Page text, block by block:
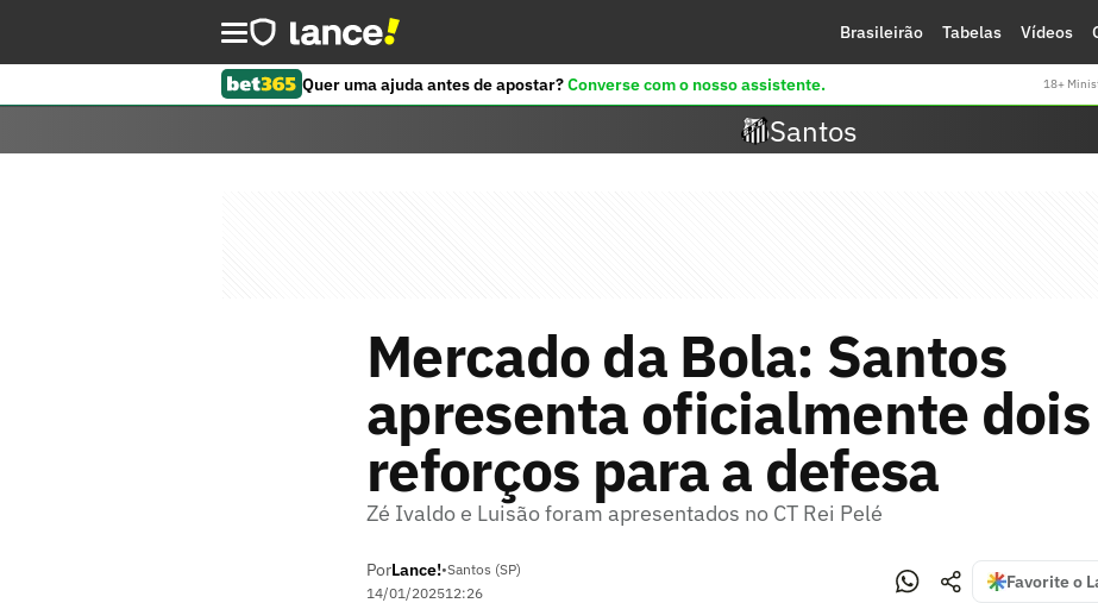
Brasileirão Tabelas Vídeos
Quer uma ajuda antes de apostar?Converse com o nosso assistente. 18+
Santos
Mercado da Bola: Santos
apresenta oficialmente dois
reforços para a defesa
Zé Ivaldo e Luisão foram apresentados no CT Rei Pelé
PorLance!•Santos (SP)
14/01/202512:26
Favorite o